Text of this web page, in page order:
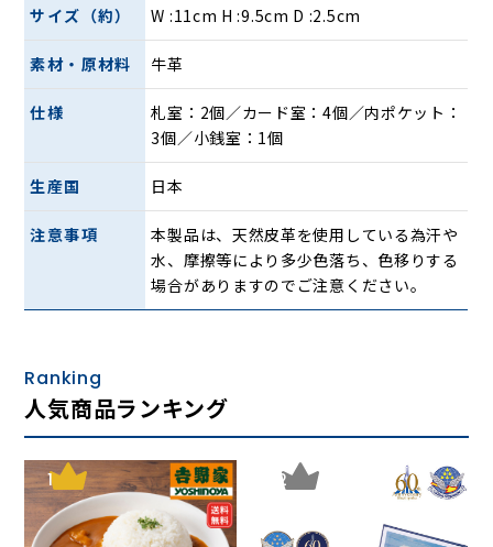
４色。
札室には仕切りを設けており、種類ごとに仕分けが可能。小
銭室は仕切りがなく大きく開くので、小銭の出し入れがスム
サイズ（約） W :11cm H :9.5cm D :2.5cm
素材・原材料 牛革
仕様
札室：2個／カード室：4個／内ポケット：
3個／小銭室：1個
生産国 日本
注意事項
本製品は、天然皮革を使用している為汗や
水、摩擦等により多少色落ち、色移りする
場合がありますのでご注意ください。
Ranking
人気商品ランキング
1 2